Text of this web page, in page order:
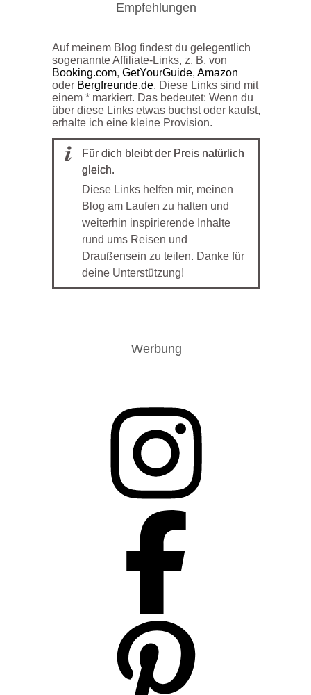
Empfehlungen
Auf meinem Blog findest du gelegentlich
sogenannte Affiliate-Links, z. B. von
Booking.com, GetYourGuide, Amazon
oder Bergfreunde.de. Diese Links sind mit
einem * markiert. Das bedeutet: Wenn du
über diese Links etwas buchst oder kaufst,
erhalte ich eine kleine Provision.
Für dich bleibt der Preis natürlich
gleich.
Diese Links helfen mir, meinen
Blog am Laufen zu halten und
weiterhin inspirierende Inhalte
rund ums Reisen und
Draußensein zu teilen. Danke für
deine Unterstützung!
Werbung